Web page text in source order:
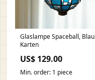
Glaslampe Spaceball, Blau
Karten
US$ 129.00
Min. order: 1 piece